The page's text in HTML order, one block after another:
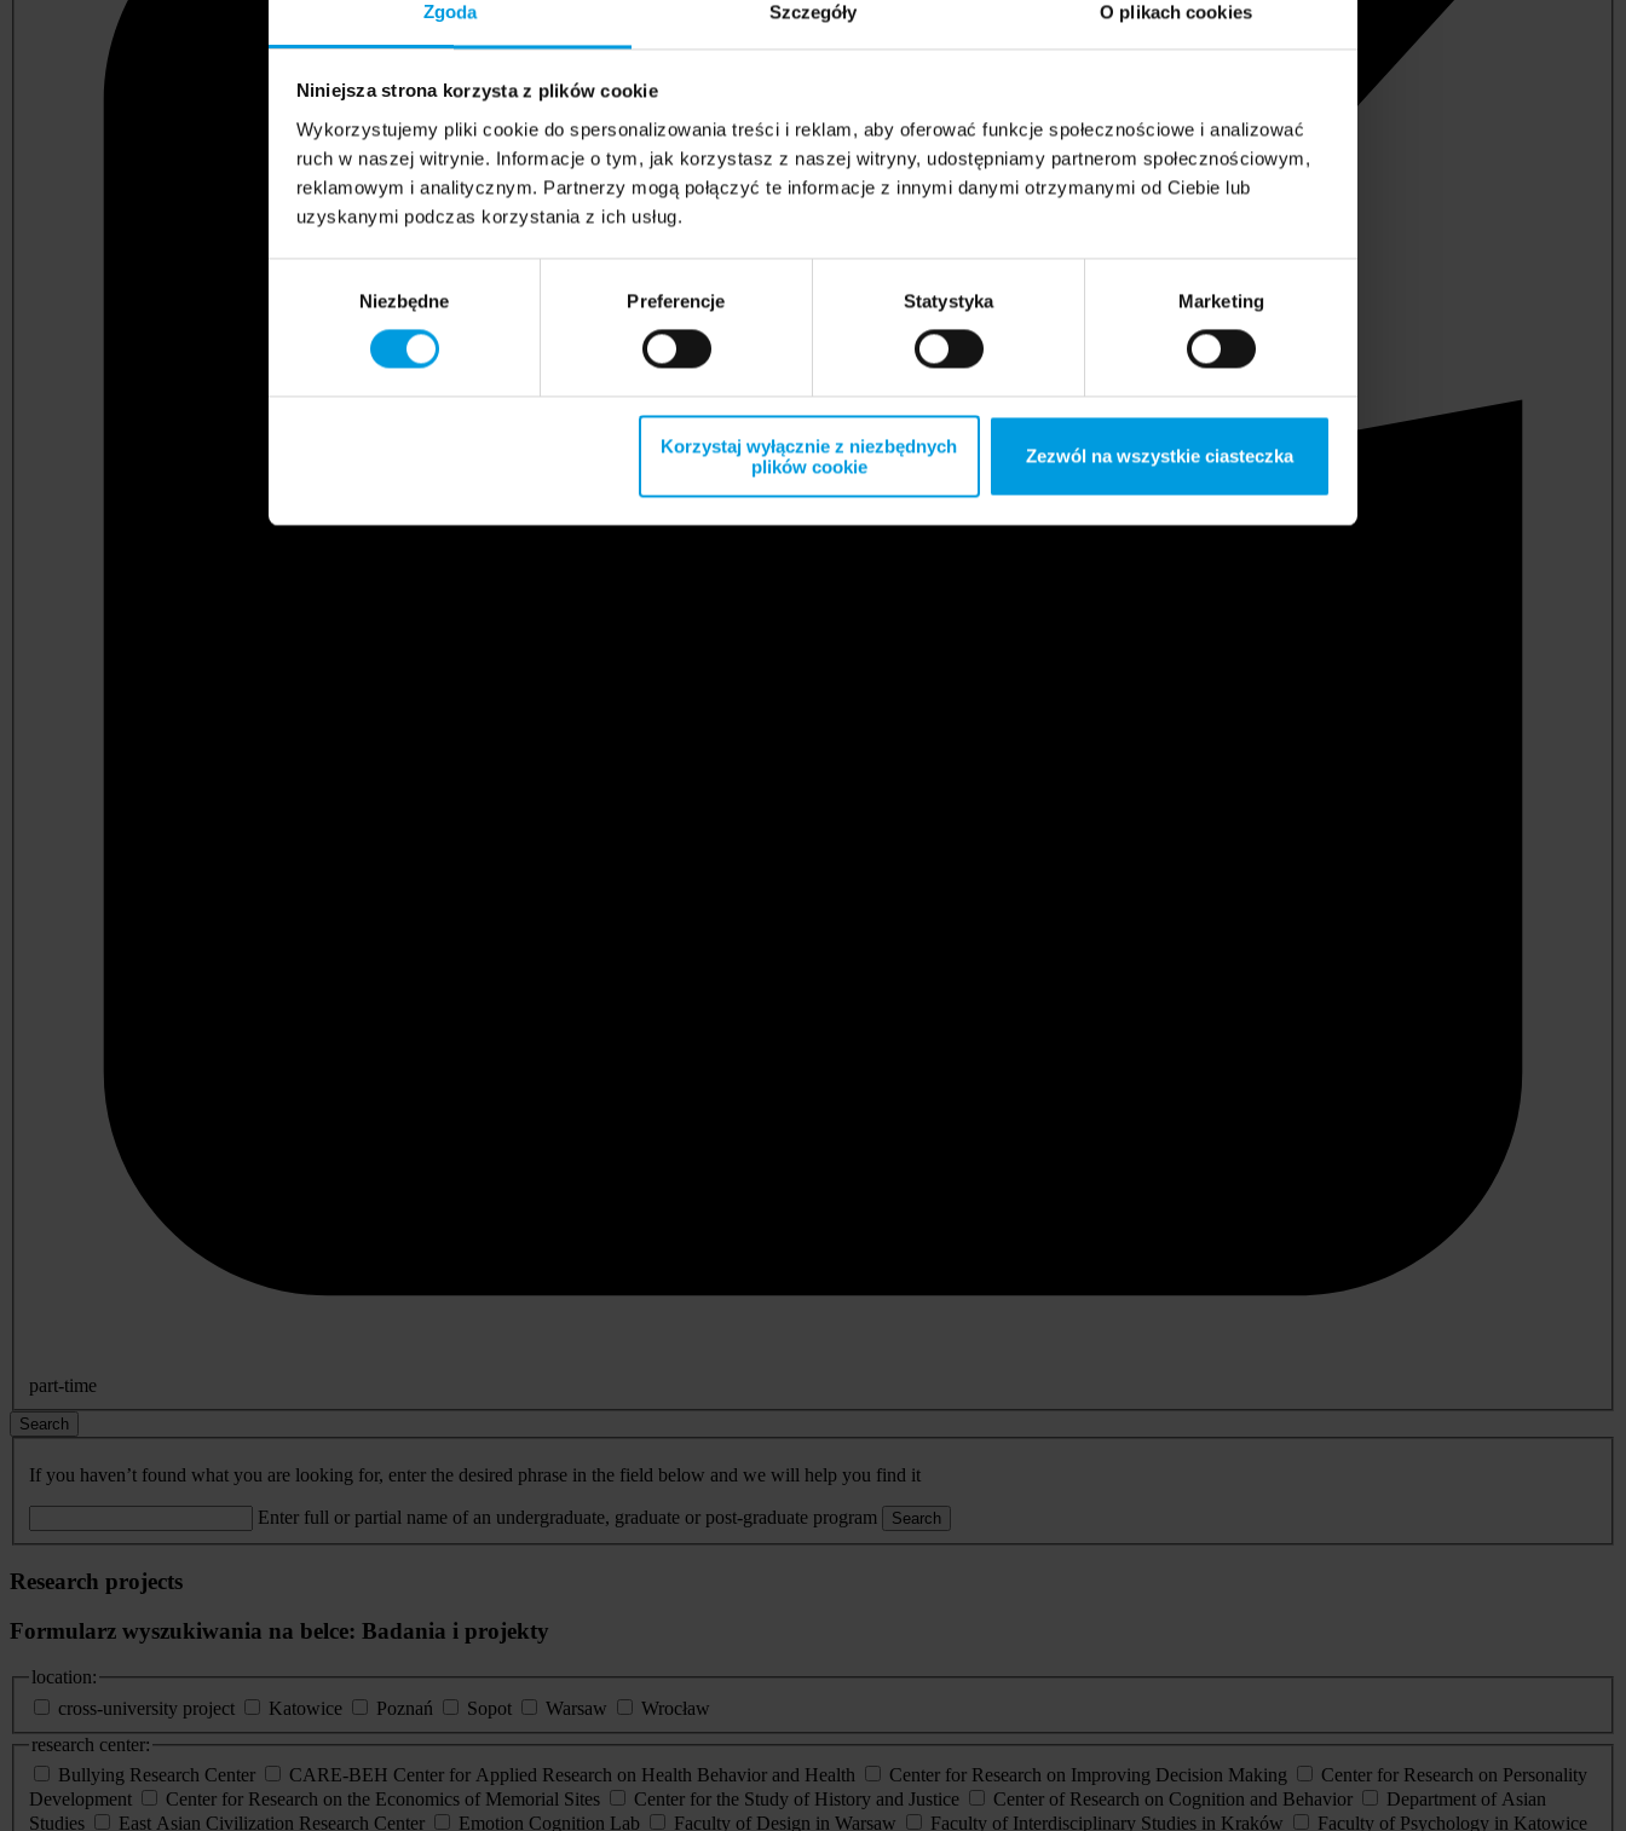
Zgoda Szczegóły O plikach cookies
Niniejsza strona korzysta z plików cookie
Wykorzystujemy pliki cookie do spersonalizowania treści i reklam, aby oferować funkcje społecznościowe i analizować
ruch w naszej witrynie. Informacje o tym, jak korzystasz z naszej witryny, udostępniamy partnerom społecznościowym,
reklamowym i analitycznym. Partnerzy mogą połączyć te informacje z innymi danymi otrzymanymi od Ciebie lub
uzyskanymi podczas korzystania z ich usług.
Niezbędne Preferencje Statystyka Marketing
Korzystaj wyłącznie z niezbędnych
plików cookie
Zezwól na wszystkie ciasteczka
part-time
Search
If you haven’t found what you are looking for, enter the desired phrase in the field below and we will help you find it
Enter full or partial name of an undergraduate, graduate or post-graduate program Search
Research projects
Formularz wyszukiwania na belce: Badania i projekty
location:
cross-university project
Katowice Poznań Sopot Warsaw
Wrocław
research center:
Bullying Research Center
CARE-BEH Center for Applied Research on Health Behavior and Health Center for Research on Improving Decision Making
Center for Research on Personality
Development
Center for Research on the Economics of Memorial Sites Center for the Study of History and Justice Center of Research on Cognition and Behavior
Department of Asian
Studies
East Asian Civilization Research Center Emotion Cognition Lab Faculty of Design in Warsaw Faculty of Interdisciplinary Studies in Kraków Faculty of Psychology in Katowice